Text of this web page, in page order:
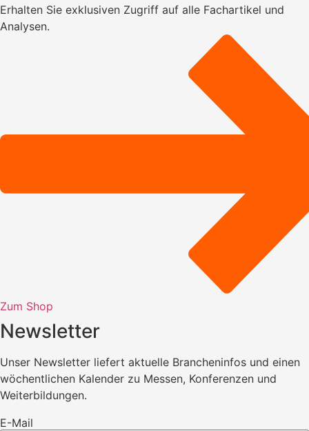
Erhalten Sie exklusiven Zugriff auf alle Fachartikel und
Analysen.
Zum Shop
Newsletter
Unser Newsletter liefert aktuelle Brancheninfos und einen
wöchentlichen Kalender zu Messen, Konferenzen und
Weiterbildungen.
E-Mail